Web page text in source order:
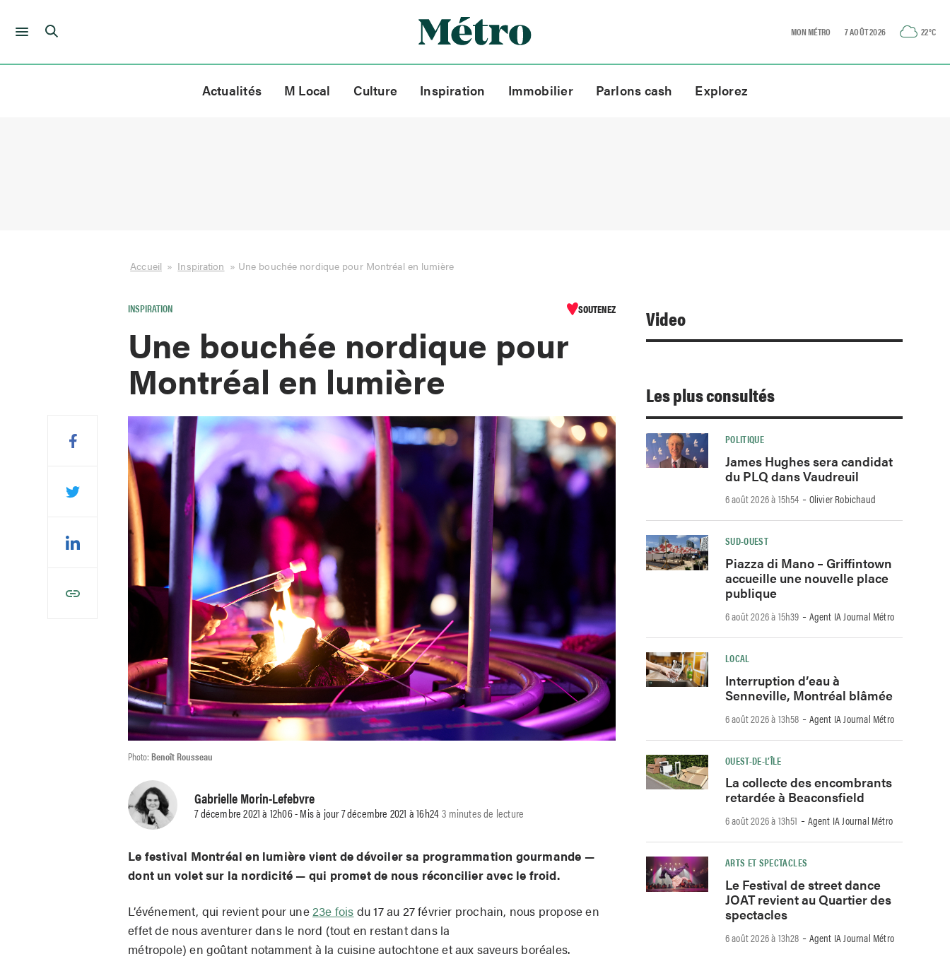
Skip
MON MÉTRO 7 AOÛT 2026 22°C
Actualités M Local Culture Inspiration Immobilier Parlons cash Explorez
Accueil » Inspiration » Une bouchée nordique pour Montréal en lumière
INSPIRATION SOUTENEZ
Une bouchée nordique pour
Montréal en lumière
Photo:Benoît Rousseau
Gabrielle Morin-Lefebvre
7 décembre 2021 à 12h06 - Mis à jour 7 décembre 2021 à 16h243 minutes de lecture
Le festival Montréal en lumière vient de dévoiler sa programmation gourmande —
dont un volet sur la nordicité — qui promet de nous réconcilier avec le froid.
L’événement, qui revient pour une23e fois du 17 au 27 février prochain, nous propose en
effet de nous aventurer dans le nord (tout en restant dans la
métropole) en goûtant notamment à la cuisine autochtone et aux saveurs boréales.
Video
Les plus consultés
POLITIQUE
James Hughes sera candidat
du PLQ dans Vaudreuil
6 août 2026 à 15h54 -Olivier Robichaud
SUD-OUEST
Piazza di Mano – Griffintown
accueille une nouvelle place
publique
6 août 2026 à 15h39 -Agent IA Journal Métro
LOCAL
Interruption d’eau à
Senneville, Montréal blâmée
6 août 2026 à 13h58 -Agent IA Journal Métro
OUEST-DE-L’ÎLE
La collecte des encombrants
retardée à Beaconsfield
6 août 2026 à 13h51 -Agent IA Journal Métro
ARTS ET SPECTACLES
Le Festival de street dance
JOAT revient au Quartier des
spectacles
6 août 2026 à 13h28 -Agent IA Journal Métro